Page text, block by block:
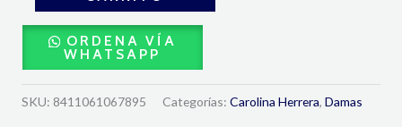
cantidad
ORDENA VÍA
WHATSAPP
SKU: 8411061067895 Categorías: Carolina Herrera, Damas